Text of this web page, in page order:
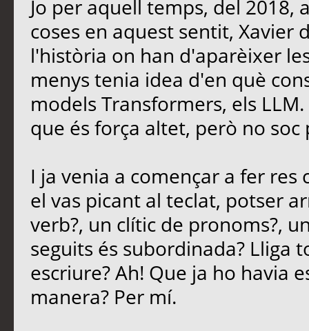
Jo per aquell temps, del 2018,
coses en aquest sentit, Xavier
l'història on han d'aparèixer
menys tenia idea d'en què
models Transformers, els
que és força altet, però no soc
I ja venia a començar a fer
el vas picant al teclat, potser
verb?, un clític de pronoms?,
seguits és subordinada? Lliga
escriure? Ah! Que ja ho havia
manera? Per mí.